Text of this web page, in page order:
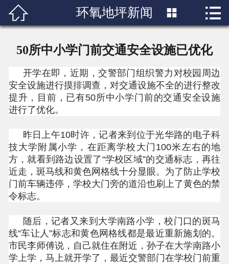
 首页
新闻中心
行业知识
人才招聘
 环氧地坪新闻  
50所中小学门前交通安全设施已优化
开学在即，近期，交警部门组织警力对校园周边
安全设施进行摸排调查，对交通设施不全的进行整改
提升，目前，已有50所中小学门前的交通安全设施
进行了优化。
昨日上午10时许，记者来到位于光华路的电子科
技大学附属小学，在距离学校大门100米左右的地
方，就看到路边设置了“学校区域”的交通标志，再往
近走，斑马线和黄色网格线十分显眼。为了防止学校
门前车辆违停，学校大门旁的道沿也刷上了黄色的禁
令标志。
随后，记者又来到大学南路小学，校门口的斑马
线“车让人”标志和黄色网格线都是最近重新施划的。
市民李师傅说，自己就住在附近，孙子在大学南路小
学上学，马上就开学了，最近交警部门在学校门前重